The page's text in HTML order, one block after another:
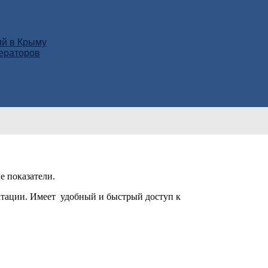
в Крыму
Имеет удобный и быстрый доступ к